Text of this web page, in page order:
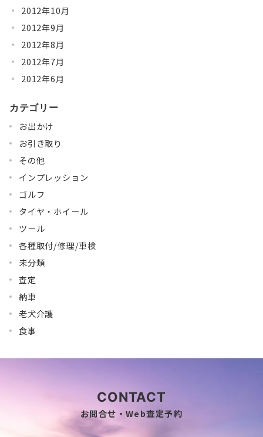
2012年10月
2012年9月
2012年8月
2012年7月
2012年6月
カテゴリー
お出かけ
お引き取り
その他
インプレッション
ゴルフ
タイヤ・ホイール
ツール
各種取付/修理/車検
未分類
査定
納車
老犬介護
食事
CONTACT
お問合せ・Web査定予約